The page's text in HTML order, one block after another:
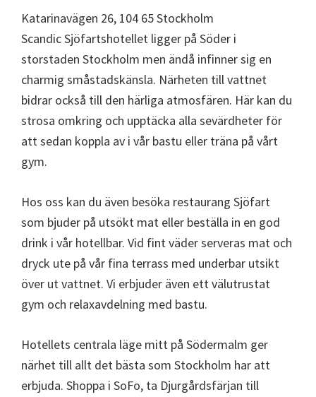
Katarinavägen 26, 104 65 Stockholm
Scandic Sjöfartshotellet ligger på Söder i
storstaden Stockholm men ändå infinner sig en
charmig småstadskänsla. Närheten till vattnet
bidrar också till den härliga atmosfären. Här kan du
strosa omkring och upptäcka alla sevärdheter för
att sedan koppla av i vår bastu eller träna på vårt
gym.
Hos oss kan du även besöka restaurang Sjöfart
som bjuder på utsökt mat eller beställa in en god
drink i vår hotellbar. Vid fint väder serveras mat och
dryck ute på vår fina terrass med underbar utsikt
över ut vattnet. Vi erbjuder även ett välutrustat
gym och relaxavdelning med bastu.
Hotellets centrala läge mitt på Södermalm ger
närhet till allt det bästa som Stockholm har att
erbjuda. Shoppa i SoFo, ta Djurgårdsfärjan till